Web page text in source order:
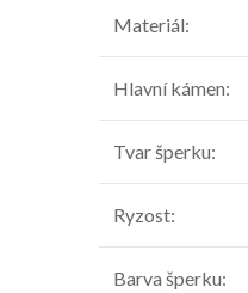
Materiál:
Hlavní kámen:
Tvar šperku:
Ryzost:
Barva šperku: